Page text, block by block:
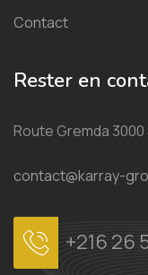
Contact
Rester en
Route Gremda
contact@karray-
+216 26